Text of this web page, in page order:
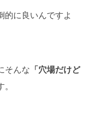
的に良いんですよ
そんな 「穴場だけど
。